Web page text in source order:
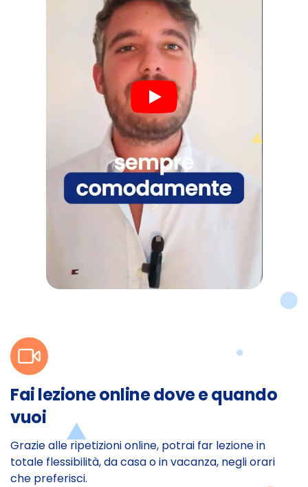
Fai lezione online dove e quando
vuoi
Grazie alle ripetizioni online, potrai far lezione in
totale flessibilità, da casa o in vacanza, negli orari
che preferisci.